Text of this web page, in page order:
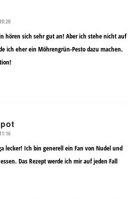
hören sich sehr gut an! Aber ich stehe nicht auf
ich eher ein Möhrengrün-Pesto dazu machen.
lecker! Ich bin generell ein Fan von Nudel und
Das Rezept werde ich mir auf jeden Fall